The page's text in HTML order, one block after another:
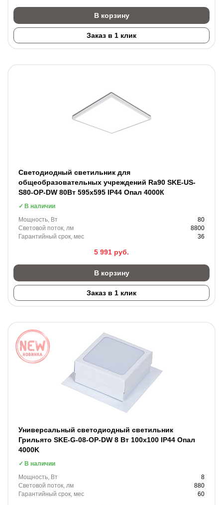
В корзину
Заказ в 1 клик
Светодиодный светильник для
общеобразовательных учреждений Ra90 SKE-US-
S80-OP-DW 80Вт 595x595 IP44 Опал 4000К
В наличии
Мощность, Вт
80
Световой поток, лм
8800
Гарантийный срок, мес
36
5 991 руб.
В корзину
Заказ в 1 клик
Универсальный светодиодный светильник
Грильято SKE-G-08-OP-DW 8 Вт 100x100 IP44 Опал
4000K
В наличии
Мощность, Вт
8
Световой поток, лм
880
Гарантийный срок, мес
60